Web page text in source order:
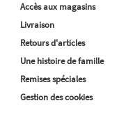
Accès aux magasins
Livraison
Retours d'articles
Une histoire de famille
Remises spéciales
Gestion des cookies